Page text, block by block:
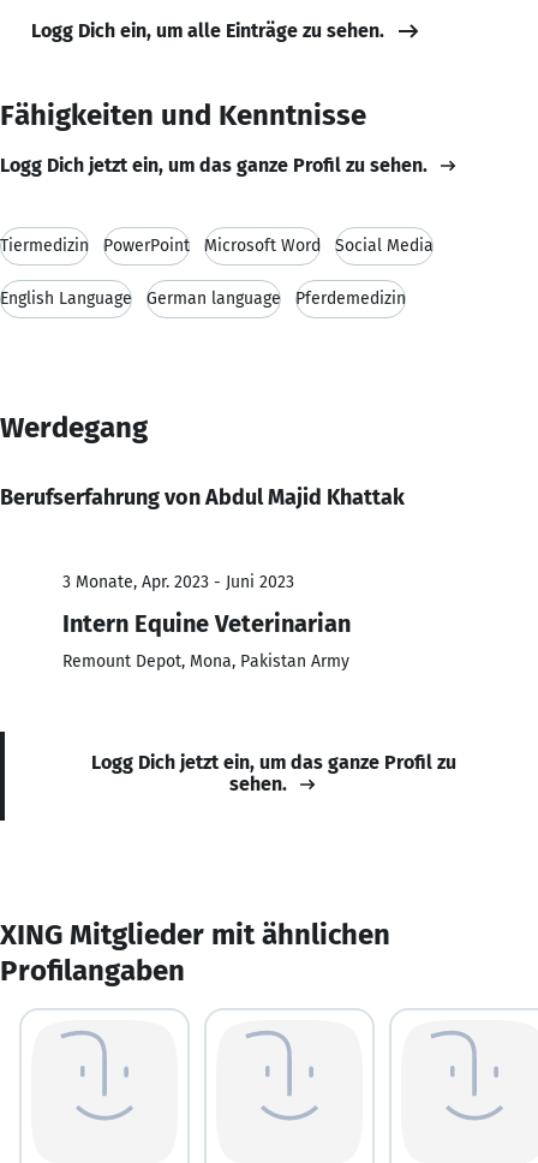
Logg Dich ein, um alle Einträge zu sehen.
Fähigkeiten und Kenntnisse
Logg Dich jetzt ein, um das ganze Profil zu sehen.
Tiermedizin PowerPoint Microsoft Word Social Media
English Language German language Pferdemedizin
Werdegang
Berufserfahrung von Abdul Majid Khattak
3 Monate, Apr. 2023 - Juni 2023
Intern Equine Veterinarian
Remount Depot, Mona, Pakistan Army
Logg Dich jetzt ein, um das ganze Profil zu
sehen.
XING Mitglieder mit ähnlichen
Profilangaben